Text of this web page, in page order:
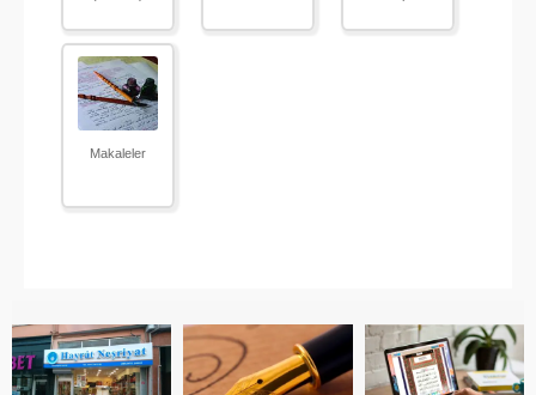
Makaleler